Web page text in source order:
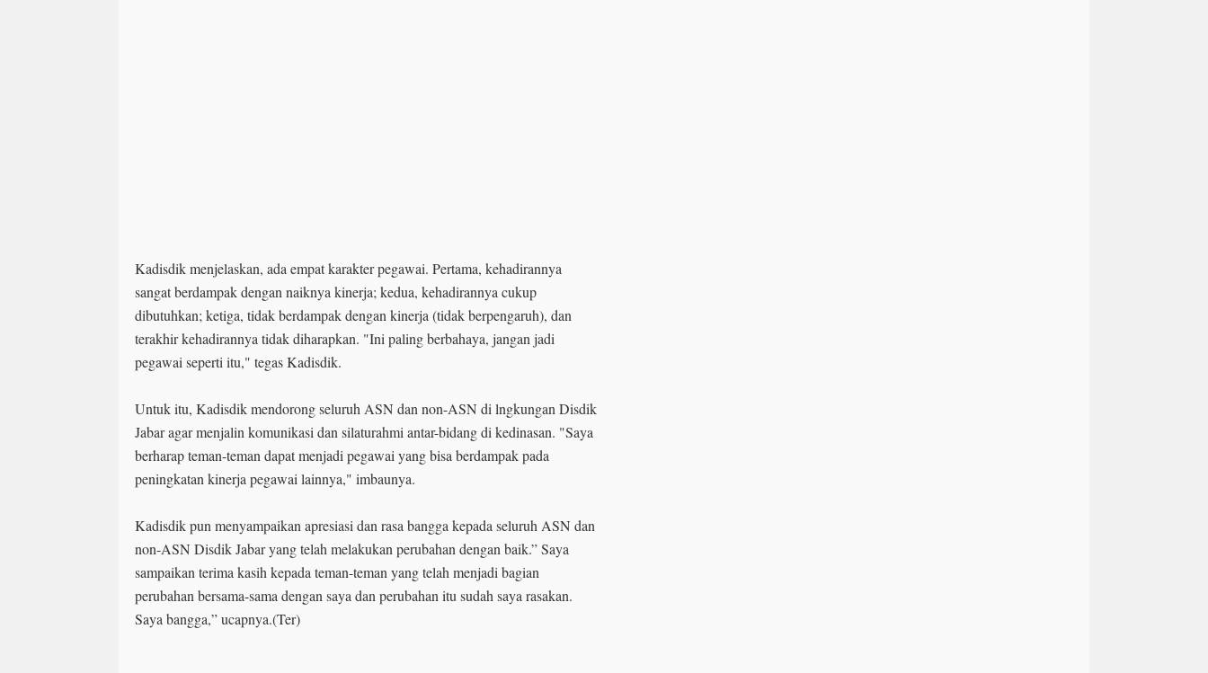
Kadisdik menjelaskan, ada empat karakter pegawai. Pertama, kehadirannya
sangat berdampak dengan naiknya kinerja; kedua, kehadirannya cukup
dibutuhkan; ketiga, tidak berdampak dengan kinerja (tidak berpengaruh), dan
terakhir kehadirannya tidak diharapkan. "Ini paling berbahaya, jangan jadi
pegawai seperti itu," tegas Kadisdik.
Untuk itu, Kadisdik mendorong seluruh ASN dan non-ASN di lngkungan Disdik
Jabar agar menjalin komunikasi dan silaturahmi antar-bidang di kedinasan. "Saya
berharap teman-teman dapat menjadi pegawai yang bisa berdampak pada
peningkatan kinerja pegawai lainnya," imbaunya.
Kadisdik pun menyampaikan apresiasi dan rasa bangga kepada seluruh ASN dan
non-ASN Disdik Jabar yang telah melakukan perubahan dengan baik.” Saya
sampaikan terima kasih kepada teman-teman yang telah menjadi bagian
perubahan bersama-sama dengan saya dan perubahan itu sudah saya rasakan.
Saya bangga,” ucapnya.(Ter)